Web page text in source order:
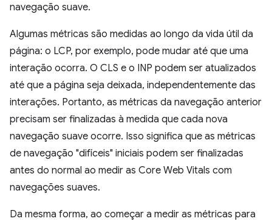
navegação suave.
Algumas métricas são medidas ao longo da vida útil da
página: o LCP, por exemplo, pode mudar até que uma
interação ocorra. O CLS e o INP podem ser atualizados
até que a página seja deixada, independentemente das
interações. Portanto, as métricas da navegação anterior
precisam ser finalizadas à medida que cada nova
navegação suave ocorre. Isso significa que as métricas
de navegação "difíceis" iniciais podem ser finalizadas
antes do normal ao medir as Core Web Vitals com
navegações suaves.
Da mesma forma, ao começar a medir as métricas para